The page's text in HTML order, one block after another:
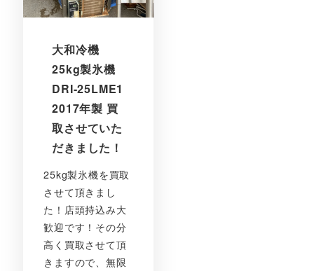
大和冷機
25kg製氷機
DRI-25LME1
2017年製 買
取させていた
だきました！
25kg製氷機を買取
させて頂きまし
た！店頭持込み大
歓迎です！その分
高く買取させて頂
きますので、無限